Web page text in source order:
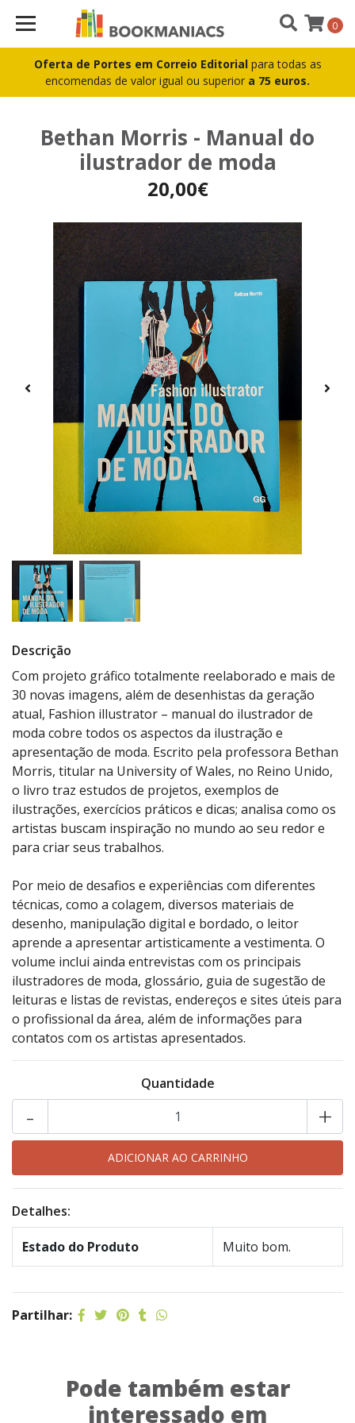
Oferta de Portes em Correio Editorial para todas as
encomendas de valor igual ou superior a 75 euros.
0
Bethan Morris - Manual do
ilustrador de moda
20,00€
Descrição
Com projeto gráfico totalmente reelaborado e mais de
30 novas imagens, além de desenhistas da geração
atual, Fashion illustrator – manual do ilustrador de
moda cobre todos os aspectos da ilustração e
apresentação de moda. Escrito pela professora Bethan
Morris, titular na University of Wales, no Reino Unido,
o livro traz estudos de projetos, exemplos de
ilustrações, exercícios práticos e dicas; analisa como os
artistas buscam inspiração no mundo ao seu redor e
para criar seus trabalhos.
Por meio de desafios e experiências com diferentes
técnicas, como a colagem, diversos materiais de
desenho, manipulação digital e bordado, o leitor
aprende a apresentar artisticamente a vestimenta. O
volume inclui ainda entrevistas com os principais
ilustradores de moda, glossário, guia de sugestão de
leituras e listas de revistas, endereços e sites úteis para
o profissional da área, além de informações para
contatos com os artistas apresentados.
Quantidade
+
-
Detalhes:
Estado do Produto Muito bom.
Partilhar:
Pode também estar
interessado em